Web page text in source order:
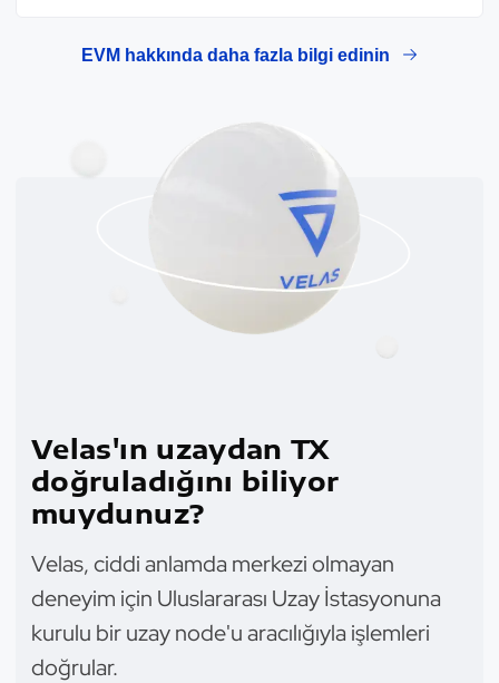
EVM hakkında daha fazla bilgi edinin
Velas'ın uzaydan TX
doğruladığını biliyor
muydunuz?
Velas, ciddi anlamda merkezi olmayan
deneyim için Uluslararası Uzay İstasyonuna
kurulu bir uzay node'u aracılığıyla işlemleri
doğrular.